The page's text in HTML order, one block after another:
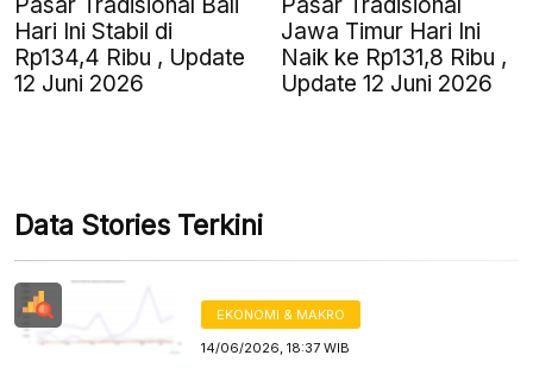
Hari Ini Stabil di
Rp134,4 Ribu , Update
12 Juni 2026
Jawa Timur Hari Ini
Naik ke Rp131,8 Ribu ,
Update 12 Juni 2026
Data Stories Terkini
EKONOMI & MAKRO
14/06/2026, 18:37 WIB